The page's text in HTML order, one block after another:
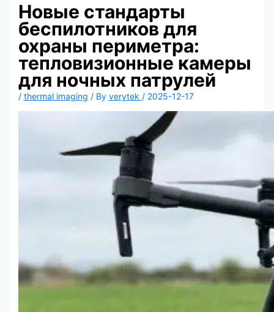
Новые стандарты
беспилотников для
охраны периметра:
тепловизионные камеры
для ночных патрулей
/ thermal imaging / By verytek / 2025-12-17